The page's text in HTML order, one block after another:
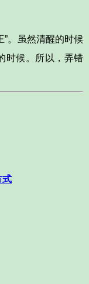
。虽然清醒的时候
时候。所以，弄错
式